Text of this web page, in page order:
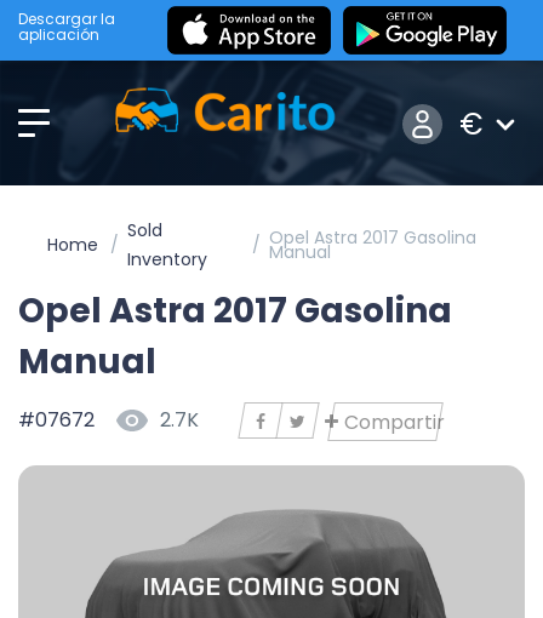
Descargar la
aplicación
€
Home
Sold
Inventory
Opel Astra 2017 Gasolina
Manual
Opel Astra 2017 Gasolina
Manual
#07672 2.7K Compartir